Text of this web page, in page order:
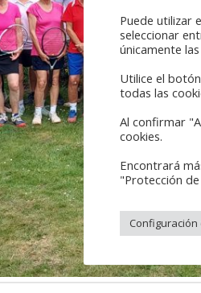
Puede utilizar
seleccionar
únicamente
Utilice el
todas las
Al confirmar
cookies.
Encontrará
"Protección
Configuración